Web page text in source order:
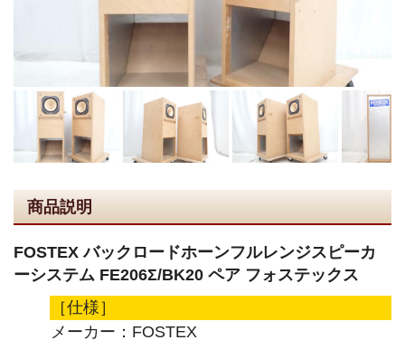
商品説明
FOSTEX バックロードホーンフルレンジスピーカ
ーシステム FE206Σ/BK20 ペア フォステックス
［仕様］
メーカー：FOSTEX